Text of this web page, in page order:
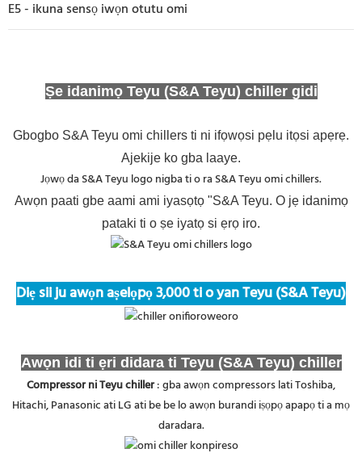
E5 - ikuna sensọ iwọn otutu omi
Ṣe idanimọ Teyu (S&A Teyu) chiller gidi
Gbogbo S&A Teyu omi chillers ti ni ifọwọsi pẹlu itọsi apẹrẹ.
Ajekije ko gba laaye.
Jọwọ da S&A Teyu logo nigba ti o ra S&A Teyu omi chillers.
Awọn paati gbe aami ami iyasọtọ "S&A Teyu. O jẹ idanimọ
pataki ti o ṣe iyatọ si ẹrọ iro.
Diẹ sii ju awọn aṣelọpọ 3,000 ti o yan Teyu (S&A Teyu)
Awọn idi ti ẹri didara ti Teyu (S&A Teyu) chiller
Compressor ni Teyu chiller: gba awọn compressors lati Toshiba,
Hitachi, Panasonic ati LG ati be be lo awọn burandi iṣọpọ apapọ ti a mọ
daradara.